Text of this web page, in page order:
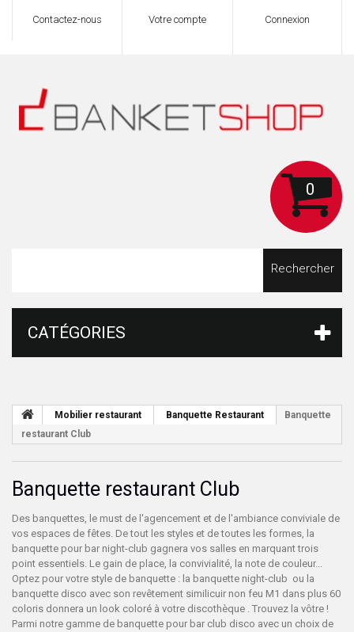
Connexion
Votre compte
Contactez-nous
0
Rechercher
CATÉGORIES
Mobilier restaurant Banquette Restaurant
Banquette
restaurant Club
Banquette restaurant Club
Des banquettes, le must de l'agencement et de l'ambiance conviviale de
vos espaces de fêtes. De tout les styles et de toutes les formes, la
banquette pour bar night-club gagnera vos salles en marquant trois
point essentiels. Le gain de place, la convivialité, la note de couleur...
Optez pour votre style de banquette : la banquette night-club ou la
banquette disco avec son revêtement similicuir non feu M1 dans plus 60
coloris donnera un look coloré à votre discothèque . Trouvez la vôtre !
Parmi notre gamme de banquette pour bar club disco avec un choix de